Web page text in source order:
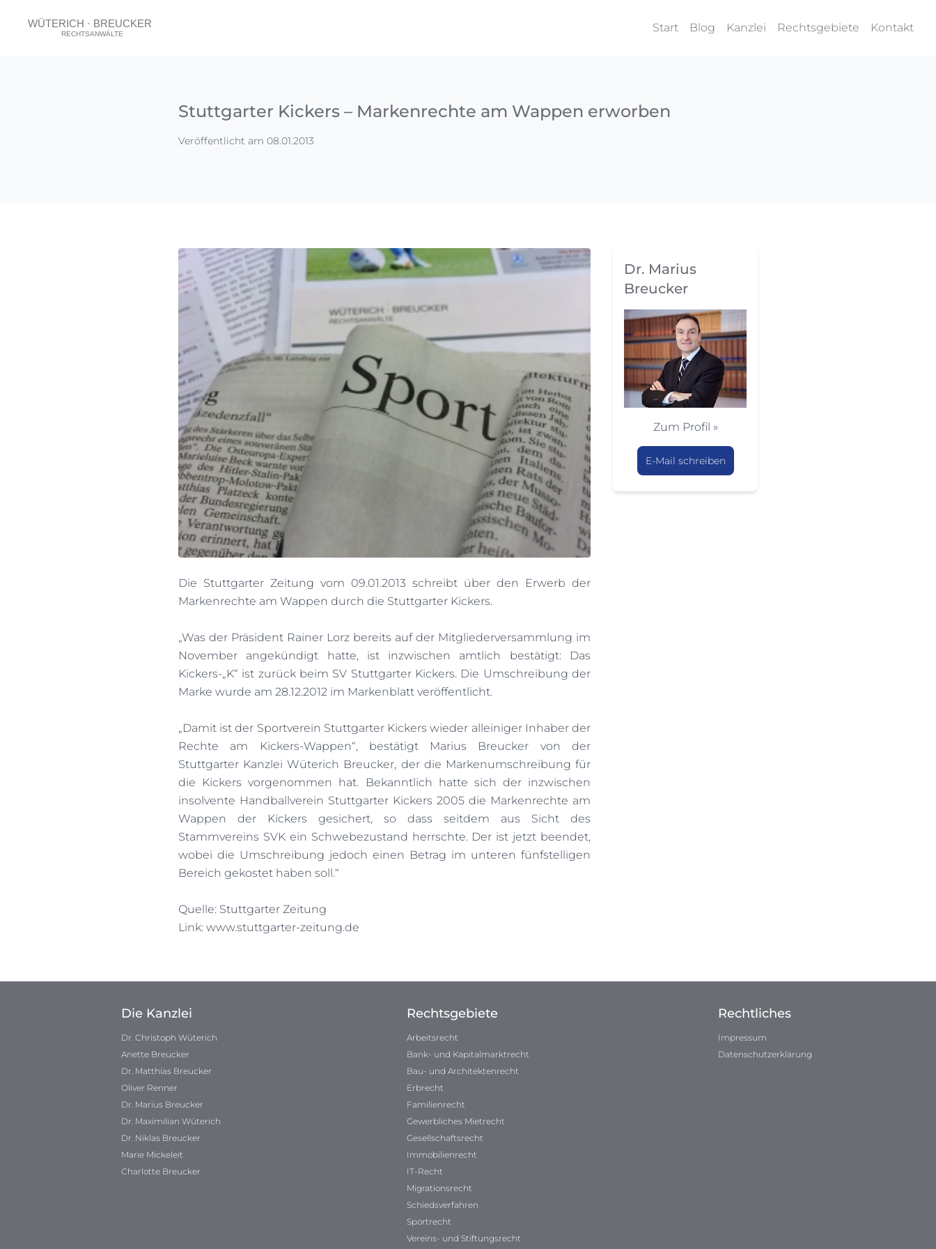
Start Blog Kanzlei Rechtsgebiete Kontakt
Stuttgarter Kickers – Markenrechte am Wappen erworben
Veröffentlicht am 08.01.2013
Die Stuttgarter Zeitung vom 09.01.2013 schreibt über den Erwerb der
Markenrechte am Wappen durch die Stuttgarter Kickers.
„Was der Präsident Rainer Lorz bereits auf der Mitgliederversammlung im
November angekündigt hatte, ist inzwischen amtlich bestätigt: Das
Kickers-„K“ ist zurück beim SV Stuttgarter Kickers. Die Umschreibung der
Marke wurde am 28.12.2012 im Markenblatt veröffentlicht.
„Damit ist der Sportverein Stuttgarter Kickers wieder alleiniger Inhaber der
Rechte am Kickers-Wappen“, bestätigt Marius Breucker von der
Stuttgarter Kanzlei Wüterich Breucker, der die Markenumschreibung für
die Kickers vorgenommen hat. Bekanntlich hatte sich der inzwischen
insolvente Handballverein Stuttgarter Kickers 2005 die Markenrechte am
Wappen der Kickers gesichert, so dass seitdem aus Sicht des
Stammvereins SVK ein Schwebezustand herrschte. Der ist jetzt beendet,
wobei die Umschreibung jedoch einen Betrag im unteren fünfstelligen
Bereich gekostet haben soll.“
Quelle: Stuttgarter Zeitung
Link: www.stuttgarter-zeitung.de
Dr. Marius
Breucker
Zum Profil »
E-Mail schreiben
Die Kanzlei
Dr. Christoph Wüterich
Anette Breucker
Dr. Matthias Breucker
Oliver Renner
Dr. Marius Breucker
Dr. Maximilian Wüterich
Dr. Niklas Breucker
Marie Mickeleit
Charlotte Breucker
Rechtsgebiete
Arbeitsrecht
Bank- und Kapitalmarktrecht
Bau- und Architektenrecht
Erbrecht
Familienrecht
Gewerbliches Mietrecht
Gesellschaftsrecht
Immobilienrecht
IT-Recht
Migrationsrecht
Schiedsverfahren
Sportrecht
Vereins- und Stiftungsrecht
Rechtliches
Impressum
Datenschutzerklärung